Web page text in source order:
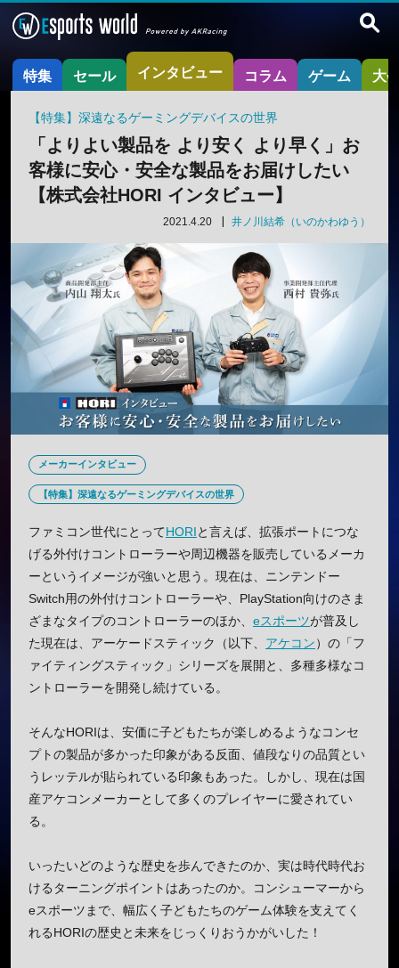
特集 セール インタビュー コラム ゲーム 大
【特集】深遠なるゲーミングデバイスの世界
「よりよい製品を より安く より早く」お
客様に安心・安全な製品をお届けしたい
【株式会社HORI インタビュー】
2021.4.20 井ノ川結希（いのかわゆう）
メーカーインタビュー
【特集】深遠なるゲーミングデバイスの世界
ファミコン世代にとってHORIと言えば、拡張ポートにつな
げる外付けコントローラーや周辺機器を販売しているメーカ
ーというイメージが強いと思う。現在は、ニンテンドー
Switch用の外付けコントローラーや、PlayStation向けのさま
ざまなタイプのコントローラーのほか、 eスポーツが普及し
た現在は、アーケードスティック（以下、 アケコン）の「フ
ァイティングスティック」シリーズを展開と、多種多様なコ
ントローラーを開発し続けている。
そんなHORIは、安価に子どもたちが楽しめるようなコンセ
プトの製品が多かった印象がある反面、値段なりの品質とい
うレッテルが貼られている印象もあった。しかし、現在は国
産アケコンメーカーとして多くのプレイヤーに愛されてい
る。
いったいどのような歴史を歩んできたのか、実は時代時代お
けるターニングポイントはあったのか。コンシューマーから
eスポーツまで、幅広く子どもたちのゲーム体験を支えてく
れるHORIの歴史と未来をじっくりおうかがいした！